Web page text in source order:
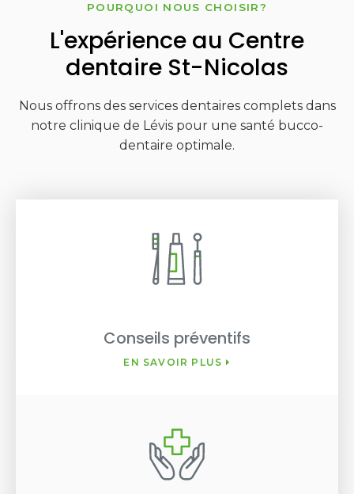
POURQUOI NOUS CHOISIR?
L'expérience au Centre
dentaire St-Nicolas
Nous offrons des services dentaires complets dans
notre clinique de Lévis pour une santé bucco-
dentaire optimale.
Conseils préventifs
EN SAVOIR PLUS